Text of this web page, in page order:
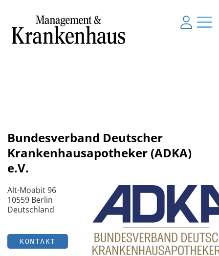
Bundesverband Deutscher
Krankenhausapotheker (ADKA)
e.V.
Alt-Moabit 96
10559 Berlin
Deutschland
KONTAKT